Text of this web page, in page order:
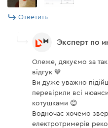
Ответить
Эксперт по
Олеже, дякуємо за
відгук 💙
Ви дуже уважно
перевірили всі
котушками 😊
Водночас хочемо
електротримерів